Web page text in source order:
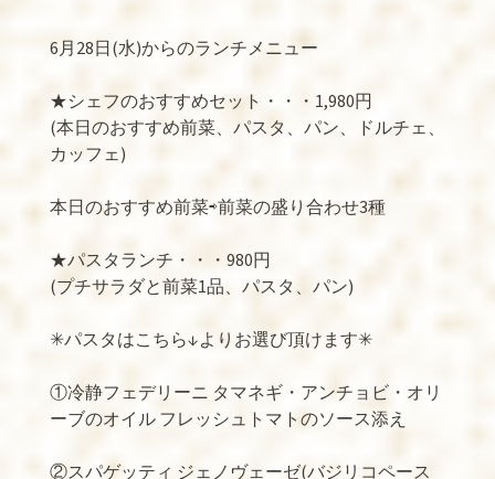
6月28日(水)からのランチメニュー
★シェフのおすすめセット・・・1,980円
(本日のおすすめ前菜、パスタ、パン、ドルチェ、
カッフェ)
本日のおすすめ前菜⇨前菜の盛り合わせ3種
★パスタランチ・・・980円
(プチサラダと前菜1品、パスタ、パン)
✳︎パスタはこちら↓よりお選び頂けます✳︎
①冷静フェデリーニ タマネギ・アンチョビ・オリ
ーブのオイル フレッシュトマトのソース添え
②スパゲッティ ジェノヴェーゼ(バジリコペース